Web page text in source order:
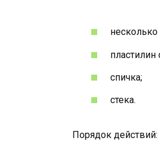
пластилин
спичка;
стека.
Порядок действий: